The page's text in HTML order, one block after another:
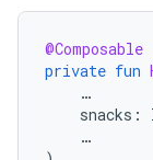
@Composable
private fun
…
snacks :
…